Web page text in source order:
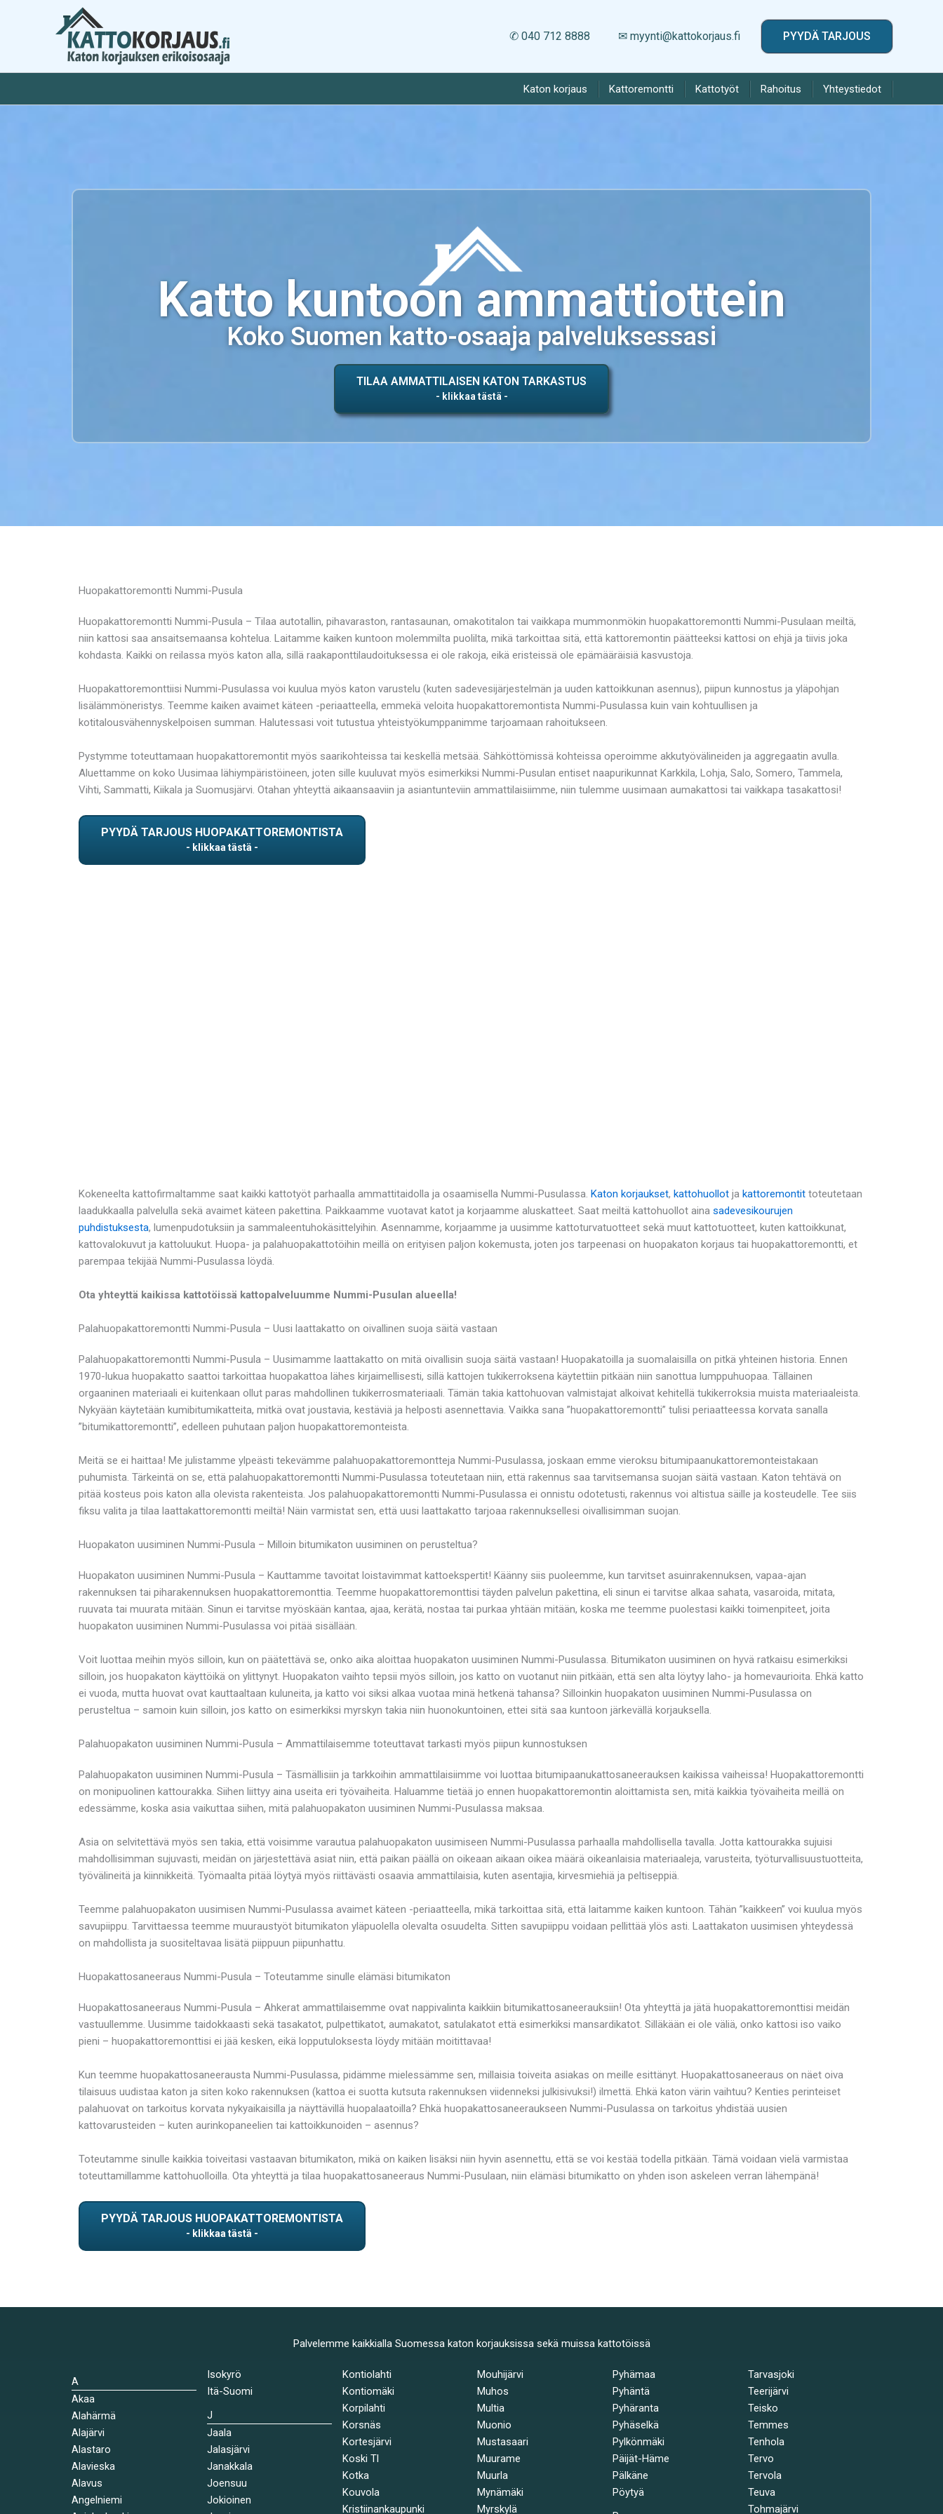
✆ 040 712 8888 ✉ myynti@kattokorjaus.fi PYYDÄ TARJOUS
Katon korjaus Kattoremontti Kattotyöt Rahoitus Yhteystiedot
Katto kuntoon ammattiottein
Koko Suomen katto-osaaja palveluksessasi
TILAA AMMATTILAISEN KATON TARKASTUS
Huopakattoremontti Nummi-Pusula
Huopakattoremontti Nummi-Pusula – Tilaa autotallin, pihavaraston, rantasaunan, omakotitalon tai vaikkapa mummonmökin huopakattoremontti Nummi-Pusulaan meiltä,
niin kattosi saa ansaitsemaansa kohtelua. Laitamme kaiken kuntoon molemmilta puolilta, mikä tarkoittaa sitä, että kattoremontin päätteeksi kattosi on ehjä ja tiivis joka
kohdasta. Kaikki on reilassa myös katon alla, sillä raakaponttilaudoituksessa ei ole rakoja, eikä eristeissä ole epämääräisiä kasvustoja.
Huopakattoremonttiisi Nummi-Pusulassa voi kuulua myös katon varustelu (kuten sadevesijärjestelmän ja uuden kattoikkunan asennus), piipun kunnostus ja yläpohjan
lisälämmöneristys. Teemme kaiken avaimet käteen -periaatteella, emmekä veloita huopakattoremontista Nummi-Pusulassa kuin vain kohtuullisen ja
kotitalousvähennyskelpoisen summan. Halutessasi voit tutustua yhteistyökumppanimme tarjoamaan rahoitukseen.
Pystymme toteuttamaan huopakattoremontit myös saarikohteissa tai keskellä metsää. Sähköttömissä kohteissa operoimme akkutyövälineiden ja aggregaatin avulla.
Aluettamme on koko Uusimaa lähiympäristöineen, joten sille kuuluvat myös esimerkiksi Nummi-Pusulan entiset naapurikunnat Karkkila, Lohja, Salo, Somero, Tammela,
Vihti, Sammatti, Kiikala ja Suomusjärvi. Otahan yhteyttä aikaansaaviin ja asiantunteviin ammattilaisiimme, niin tulemme uusimaan aumakattosi tai vaikkapa tasakattosi!
PYYDÄ TARJOUS HUOPAKATTOREMONTISTA
Kokeneelta kattofirmaltamme saat kaikki kattotyöt parhaalla ammattitaidolla ja osaamisella Nummi-Pusulassa. Katon korjaukset, kattohuollot ja kattoremontit toteutetaan
laadukkaalla palvelulla sekä avaimet käteen pakettina. Paikkaamme vuotavat katot ja korjaamme aluskatteet. Saat meiltä kattohuollot aina sadevesikourujen
puhdistuksesta, lumenpudotuksiin ja sammaleentuhokäsittelyihin. Asennamme, korjaamme ja uusimme kattoturvatuotteet sekä muut kattotuotteet, kuten kattoikkunat,
kattovalokuvut ja kattoluukut. Huopa- ja palahuopakattotöihin meillä on erityisen paljon kokemusta, joten jos tarpeenasi on huopakaton korjaus tai huopakattoremontti, et
parempaa tekijää Nummi-Pusulassa löydä.
Ota yhteyttä kaikissa kattotöissä kattopalveluumme Nummi-Pusulan alueella!
Palahuopakattoremontti Nummi-Pusula – Uusi laattakatto on oivallinen suoja säitä vastaan
Palahuopakattoremontti Nummi-Pusula – Uusimamme laattakatto on mitä oivallisin suoja säitä vastaan! Huopakatoilla ja suomalaisilla on pitkä yhteinen historia. Ennen
1970-lukua huopakatto saattoi tarkoittaa huopakattoa lähes kirjaimellisesti, sillä kattojen tukikerroksena käytettiin pitkään niin sanottua lumppuhuopaa. Tällainen
orgaaninen materiaali ei kuitenkaan ollut paras mahdollinen tukikerrosmateriaali. Tämän takia kattohuovan valmistajat alkoivat kehitellä tukikerroksia muista materiaaleista.
Nykyään käytetään kumibitumikatteita, mitkä ovat joustavia, kestäviä ja helposti asennettavia. Vaikka sana ”huopakattoremontti” tulisi periaatteessa korvata sanalla
”bitumikattoremontti”, edelleen puhutaan paljon huopakattoremonteista.
Meitä se ei haittaa! Me julistamme ylpeästi tekevämme palahuopakattoremontteja Nummi-Pusulassa, joskaan emme vieroksu bitumipaanukattoremonteistakaan
puhumista. Tärkeintä on se, että palahuopakattoremontti Nummi-Pusulassa toteutetaan niin, että rakennus saa tarvitsemansa suojan säitä vastaan. Katon tehtävä on
pitää kosteus pois katon alla olevista rakenteista. Jos palahuopakattoremontti Nummi-Pusulassa ei onnistu odotetusti, rakennus voi altistua säille ja kosteudelle. Tee siis
fiksu valita ja tilaa laattakattoremontti meiltä! Näin varmistat sen, että uusi laattakatto tarjoaa rakennuksellesi oivallisimman suojan.
Huopakaton uusiminen Nummi-Pusula – Milloin bitumikaton uusiminen on perusteltua?
Huopakaton uusiminen Nummi-Pusula – Kauttamme tavoitat loistavimmat kattoekspertit! Käänny siis puoleemme, kun tarvitset asuinrakennuksen, vapaa-ajan
rakennuksen tai piharakennuksen huopakattoremonttia. Teemme huopakattoremonttisi täyden palvelun pakettina, eli sinun ei tarvitse alkaa sahata, vasaroida, mitata,
ruuvata tai muurata mitään. Sinun ei tarvitse myöskään kantaa, ajaa, kerätä, nostaa tai purkaa yhtään mitään, koska me teemme puolestasi kaikki toimenpiteet, joita
huopakaton uusiminen Nummi-Pusulassa voi pitää sisällään.
Voit luottaa meihin myös silloin, kun on päätettävä se, onko aika aloittaa huopakaton uusiminen Nummi-Pusulassa. Bitumikaton uusiminen on hyvä ratkaisu esimerkiksi
silloin, jos huopakaton käyttöikä on ylittynyt. Huopakaton vaihto tepsii myös silloin, jos katto on vuotanut niin pitkään, että sen alta löytyy laho- ja homevaurioita. Ehkä katto
ei vuoda, mutta huovat ovat kauttaaltaan kuluneita, ja katto voi siksi alkaa vuotaa minä hetkenä tahansa? Silloinkin huopakaton uusiminen Nummi-Pusulassa on
perusteltua – samoin kuin silloin, jos katto on esimerkiksi myrskyn takia niin huonokuntoinen, ettei sitä saa kuntoon järkevällä korjauksella.
Palahuopakaton uusiminen Nummi-Pusula – Ammattilaisemme toteuttavat tarkasti myös piipun kunnostuksen
Palahuopakaton uusiminen Nummi-Pusula – Täsmällisiin ja tarkkoihin ammattilaisiimme voi luottaa bitumipaanukattosaneerauksen kaikissa vaiheissa! Huopakattoremontti
on monipuolinen kattourakka. Siihen liittyy aina useita eri työvaiheita. Haluamme tietää jo ennen huopakattoremontin aloittamista sen, mitä kaikkia työvaiheita meillä on
edessämme, koska asia vaikuttaa siihen, mitä palahuopakaton uusiminen Nummi-Pusulassa maksaa.
Asia on selvitettävä myös sen takia, että voisimme varautua palahuopakaton uusimiseen Nummi-Pusulassa parhaalla mahdollisella tavalla. Jotta kattourakka sujuisi
mahdollisimman sujuvasti, meidän on järjestettävä asiat niin, että paikan päällä on oikeaan aikaan oikea määrä oikeanlaisia materiaaleja, varusteita, työturvallisuustuotteita,
työvälineitä ja kiinnikkeitä. Työmaalta pitää löytyä myös riittävästi osaavia ammattilaisia, kuten asentajia, kirvesmiehiä ja peltiseppiä.
Teemme palahuopakaton uusimisen Nummi-Pusulassa avaimet käteen -periaatteella, mikä tarkoittaa sitä, että laitamme kaiken kuntoon. Tähän ”kaikkeen” voi kuulua myös
savupiippu. Tarvittaessa teemme muuraustyöt bitumikaton yläpuolella olevalta osuudelta. Sitten savupiippu voidaan pellittää ylös asti. Laattakaton uusimisen yhteydessä
on mahdollista ja suositeltavaa lisätä piippuun piipunhattu.
Huopakattosaneeraus Nummi-Pusula – Toteutamme sinulle elämäsi bitumikaton
Huopakattosaneeraus Nummi-Pusula – Ahkerat ammattilaisemme ovat nappivalinta kaikkiin bitumikattosaneerauksiin! Ota yhteyttä ja jätä huopakattoremonttisi meidän
vastuullemme. Uusimme taidokkaasti sekä tasakatot, pulpettikatot, aumakatot, satulakatot että esimerkiksi mansardikatot. Silläkään ei ole väliä, onko kattosi iso vaiko
pieni – huopakattoremonttisi ei jää kesken, eikä lopputuloksesta löydy mitään moitittavaa!
Kun teemme huopakattosaneerausta Nummi-Pusulassa, pidämme mielessämme sen, millaisia toiveita asiakas on meille esittänyt. Huopakattosaneeraus on näet oiva
tilaisuus uudistaa katon ja siten koko rakennuksen (kattoa ei suotta kutsuta rakennuksen viidenneksi julkisivuksi!) ilmettä. Ehkä katon värin vaihtuu? Kenties perinteiset
palahuovat on tarkoitus korvata nykyaikaisilla ja näyttävillä huopalaatoilla? Ehkä huopakattosaneeraukseen Nummi-Pusulassa on tarkoitus yhdistää uusien
kattovarusteiden – kuten aurinkopaneelien tai kattoikkunoiden – asennus?
Toteutamme sinulle kaikkia toiveitasi vastaavan bitumikaton, mikä on kaiken lisäksi niin hyvin asennettu, että se voi kestää todella pitkään. Tämä voidaan vielä varmistaa
toteuttamillamme kattohuolloilla. Ota yhteyttä ja tilaa huopakattosaneeraus Nummi-Pusulaan, niin elämäsi bitumikatto on yhden ison askeleen verran lähempänä!
PYYDÄ TARJOUS HUOPAKATTOREMONTISTA
Palvelemme kaikkialla Suomessa katon korjauksissa sekä muissa kattotöissä
A
Akaa
Alahärmä
Alajärvi
Alastaro
Alavieska
Alavus
Angelniemi
Isokyrö
Itä-Suomi
J
Jaala
Jalasjärvi
Janakkala
Joensuu
Jokioinen
Kontiolahti
Kontiomäki
Korpilahti
Korsnäs
Kortesjärvi
Koski Tl
Kotka
Kouvola
Kristiinankaupunki
Mouhijärvi
Muhos
Multia
Muonio
Mustasaari
Muurame
Muurla
Mynämäki
Myrskylä
Pyhämaa
Pyhäntä
Pyhäranta
Pyhäselkä
Pylkönmäki
Päijät-Häme
Pälkäne
Pöytyä
Tarvasjoki
Teerijärvi
Teisko
Temmes
Tenhola
Tervo
Tervola
Teuva
Tohmajärvi